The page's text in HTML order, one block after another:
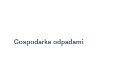
Gospodarka odpadami